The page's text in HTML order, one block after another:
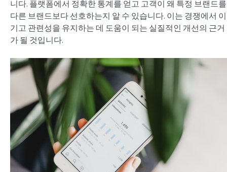
니다. 플랫폼에서 정확한 통계를 얻고 고객이 왜 특정 브랜드를
다른 브랜드보다 선호하는지 알 수 있습니다. 이는 경쟁에서 이
기고 관련성을 유지하는 데 도움이 되는 실질적인 개선의 근거
가 될 것입니다.